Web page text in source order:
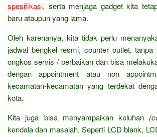
spesifikasi, serta menjaga gadget kita
baru ataupun yang lama.
Oleh karenanya, kita tidak perlu
jadwal bengkel resmi, counter outlet, tanpa
ongkos servis / perbaikan dan bisa
dengan appointment atau non
kecamatan-kecamatan yang terdekat
kota.
Kita juga bisa menyampaikan keluhan
kendala dan masalah. Seperti LCD blank,